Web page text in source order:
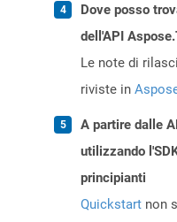
Dove posso
dell'API
Le note di
riviste in
A partire dalle
utilizzando
principianti
Quickstart non